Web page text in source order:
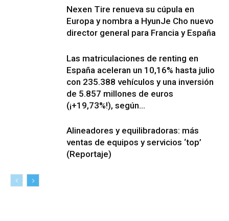
Nexen Tire renueva su cúpula en
Europa y nombra a HyunJe Cho nuevo
director general para Francia y España
Las matriculaciones de renting en
España aceleran un 10,16% hasta julio
con 235.388 vehículos y una inversión
de 5.857 millones de euros
(¡+19,73%!), según...
Alineadores y equilibradoras: más
ventas de equipos y servicios ‘top’
(Reportaje)